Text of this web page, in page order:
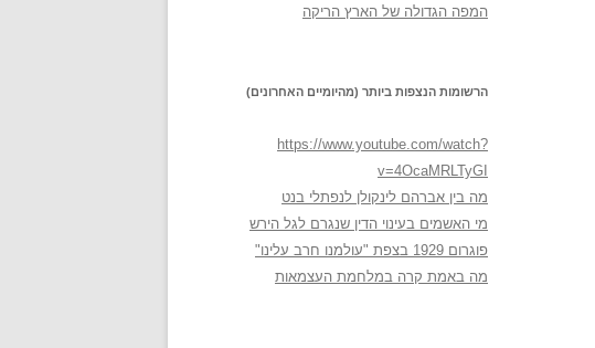
המפה הגדולה של הארץ הריקה
הרשומות הנצפות ביותר (מהיומיים האחרונים)
https://www.youtube.com/watch?
v=4OcaMRLTyGI
מה בין אברהם לינקולן לנפתלי בנט
מי האשמים בעינוי הדין שנגרם לגל הירש
פוגרום 1929 בצפת "עולמנו חרב עלינו"
מה באמת קרה במלחמת העצמאות